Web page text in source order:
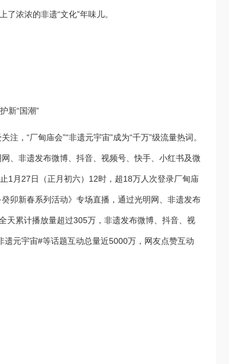
了浓浓的非遗“文化”年味儿。
新“国潮”
，“厂甸庙会”“非遗元宇宙”成为“千万”级流量热词。
、非遗发布微博、抖音、视频号、快手、小红书及微
1月27日（正月初六）12时，超18万人次登录厂甸庙
卯新春系列活动》专场直播，通过光明网、非遗发布
天累计播放量超过305万，非遗发布微博、抖音、视
元宇宙#等话题互动总量近5000万，网友点赞互动